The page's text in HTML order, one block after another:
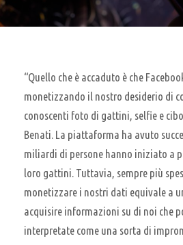
“Quello che è accaduto è che
monetizzando il nostro desiderio di
conoscenti foto di gattini, selfie e
Benati. La piattaforma ha avuto
miliardi di persone hanno iniziato a
loro gattini. Tuttavia, sempre più
monetizzare i nostri dati equivale a
acquisire informazioni su di noi che
interpretate come una sorta di